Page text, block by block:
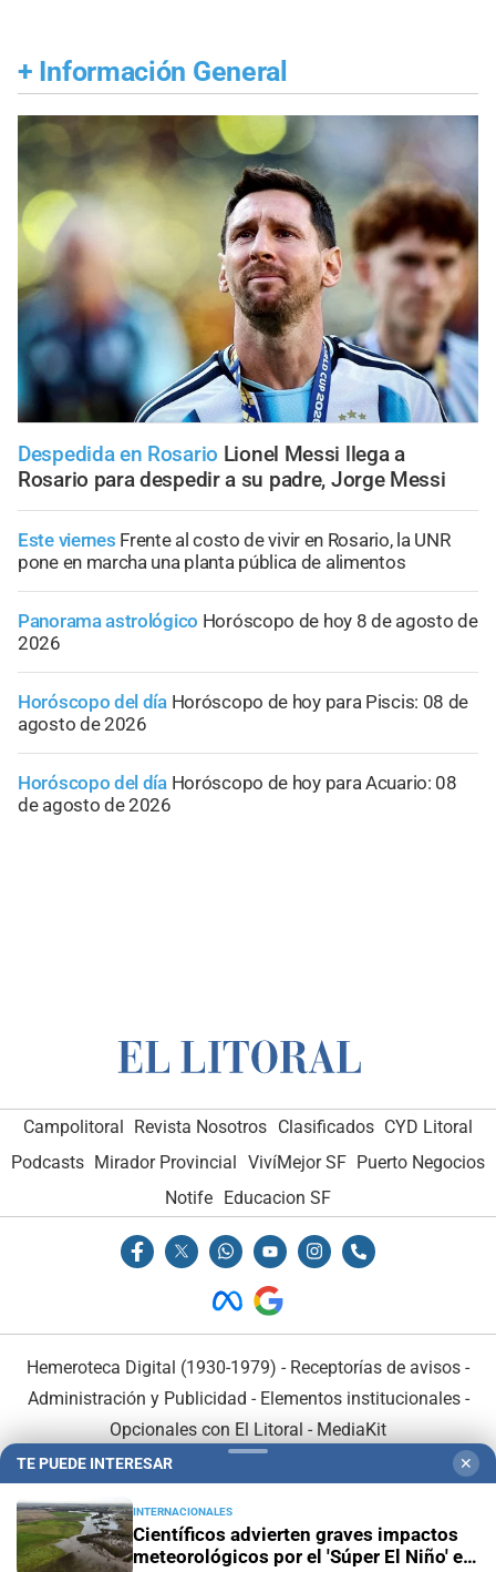
+ Información General
Despedida en Rosario Lionel Messi llega a
Rosario para despedir a su padre, Jorge Messi
Este viernes Frente al costo de vivir en Rosario, la UNR
pone en marcha una planta pública de alimentos
Panorama astrológico Horóscopo de hoy 8 de agosto de
2026
Horóscopo del día Horóscopo de hoy para Piscis: 08 de
agosto de 2026
Horóscopo del día Horóscopo de hoy para Acuario: 08
de agosto de 2026
Campolitoral Revista Nosotros Clasificados CYD Litoral
Podcasts Mirador Provincial VivíMejor SF Puerto Negocios
Notife Educacion SF
Hemeroteca Digital (1930-1979) - Receptorías de avisos -
Administración y Publicidad - Elementos institucionales-
Opcionales con El Litoral - MediaKit
TE PUEDE INTERESAR ✕
INTERNACIONALES
Científicos advierten graves impactos
meteorológicos por el 'Súper El Niño' en